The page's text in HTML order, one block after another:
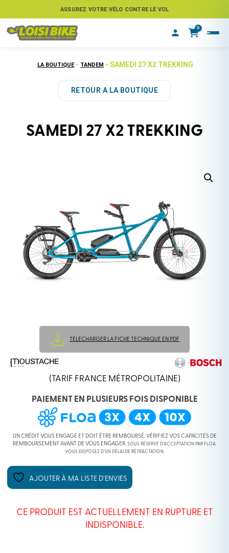
ASSUREZ VOTRE VÉLO CONTRE LE VOL
0
LA BOUTIQUE - TANDEM - SAMEDI 27 X2 TREKKING
RETOUR A LA BOUTIQUE
SAMEDI 27 X2 TREKKING
TELECHARGER LA FICHE TECHNIQUE EN PDF
(TARIF FRANCE MÉTROPOLITAINE)
PAIEMENT EN PLUSIEURS FOIS DISPONIBLE
UN CRÉDIT VOUS ENGAGE ET DOIT ÊTRE REMBOURSÉ. VÉRIFIEZ VOS CAPACITÉS DE
REMBOURSEMENT AVANT DE VOUS ENGAGER. SOUS RÉSERVE D’ACCEPTATION PAR FLOA.
VOUS DISPOSEZ D’UN DÉLAI DE RÉTRACTATION.
AJOUTER À MA LISTE D’ENVIES
CE PRODUIT EST ACTUELLEMENT EN RUPTURE ET
INDISPONIBLE.